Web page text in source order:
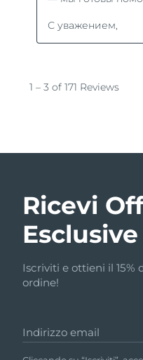
Ricevi
Esclusive
Iscriviti e ottieni il 15%
ordine!
Indirizzo email